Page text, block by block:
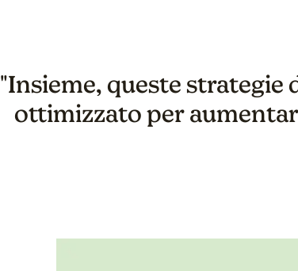
"Insieme, queste
ottimizzato per